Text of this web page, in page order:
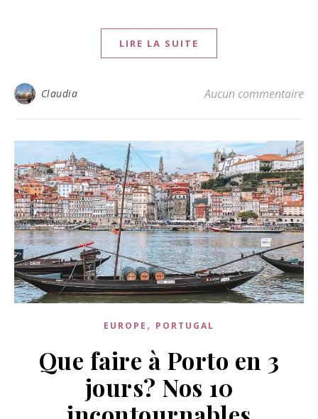
LIRE LA SUITE
Claudia Aucun commentaire
EUROPE , PORTUGAL
Que faire à Porto en 3
jours? Nos 10